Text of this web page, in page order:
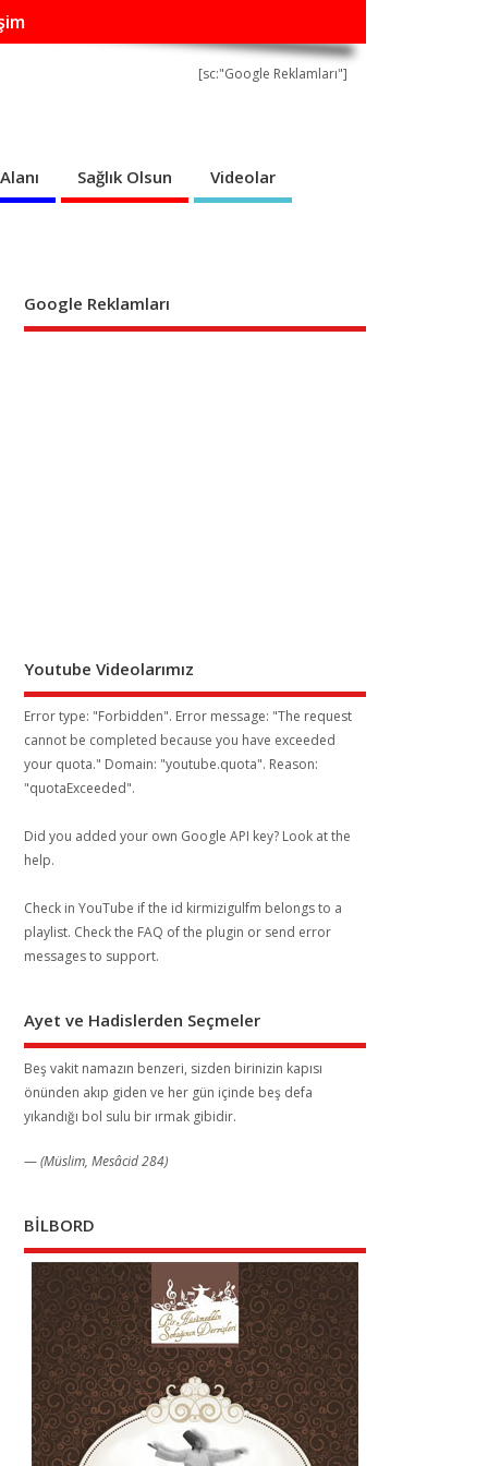
[sc:"Google Reklamları"]
Sağlık Olsun Videolar
Google Reklamları
Youtube Videolarımız
Error type: "Forbidden". Error message: "The request
cannot be completed because you have exceeded
your quota." Domain: "youtube.quota". Reason:
"quotaExceeded".
Did you added your own Google API key? Look at the
help.
Check in YouTube if the id kirmizigulfm belongs to a
playlist. Check the FAQ of the plugin or send error
messages to support.
Ayet ve Hadislerden Seçmeler
Beş vakit namazın benzeri, sizden birinizin kapısı
önünden akıp giden ve her gün içinde beş defa
yıkandığı bol sulu bir ırmak gibidir.
—(Müslim, Mesâcid 284)
BİLBORD